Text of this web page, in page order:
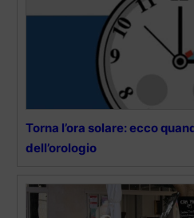
Torna l’ora solare: ecco
dell’orologio